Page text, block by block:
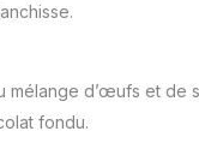
mélange d’œufs et de
fondu.